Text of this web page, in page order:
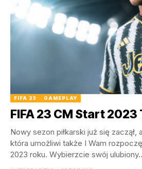
FIFA 23 GAMEPLAY
FIFA 23 CM Start 2023
Nowy sezon piłkarski już się zaczął,
która umożliwi także I Wam
2023 roku. Wybierzcie swój